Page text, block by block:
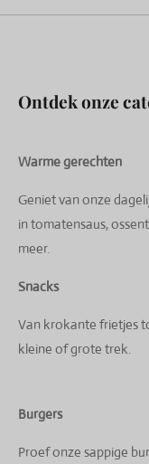
Ontdek onze
Warme gerechten
Geniet van onze
in tomatensaus,
meer.
Snacks
Van krokante frietjes
kleine of grote trek.
Burgers
Proef onze sappige